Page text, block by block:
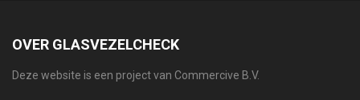
OVER GLASVEZELCHECK
Deze website is een project van Commercive B.V.